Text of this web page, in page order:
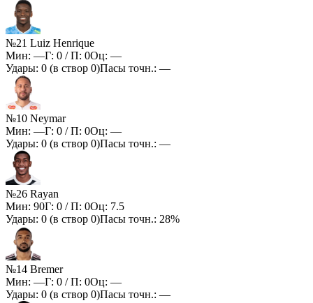
№21 Luiz Henrique
Мин: —Г: 0 / П: 0Оц: —
Удары: 0 (в створ 0)Пасы точн.: —
№10 Neymar
Мин: —Г: 0 / П: 0Оц: —
Удары: 0 (в створ 0)Пасы точн.: —
№26 Rayan
Мин: 90Г: 0 / П: 0Оц: 7.5
Удары: 0 (в створ 0)Пасы точн.: 28%
№14 Bremer
Мин: —Г: 0 / П: 0Оц: —
Удары: 0 (в створ 0)Пасы точн.: —